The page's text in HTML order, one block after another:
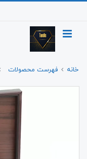
خانه فهرست محصولات